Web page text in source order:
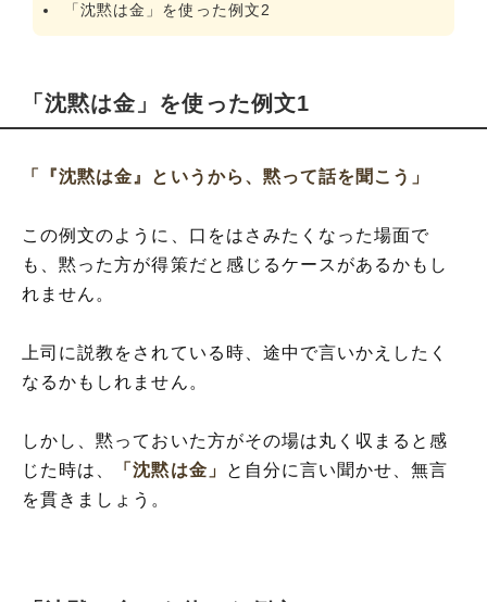
「沈黙は金」を使った例文2
「沈黙は金」を使った例文1
「『沈黙は金』というから、黙って話を聞こう」
この例文のように、口をはさみたくなった場面で
も、黙った方が得策だと感じるケースがあるかもし
れません。
上司に説教をされている時、途中で言いかえしたく
なるかもしれません。
しかし、黙っておいた方がその場は丸く収まると感
じた時は、
「沈黙は金」
と自分に言い聞かせ、無言
を貫きましょう。